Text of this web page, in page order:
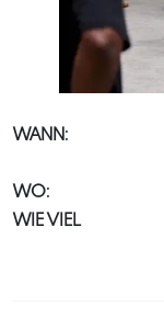
WANN:
WO:
WIE VIEL